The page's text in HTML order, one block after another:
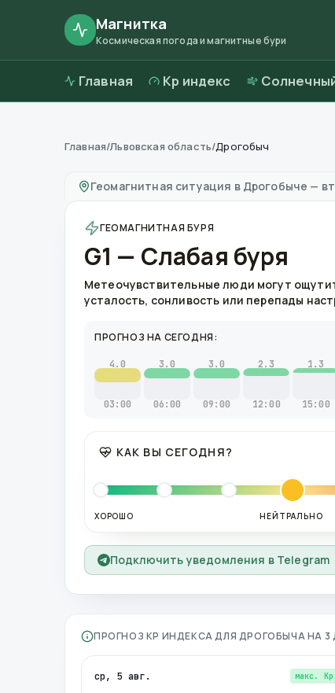
Магнитка
Космическая погода и магнитные бури
Главная Kp индекс
Магнитные бури вДрогобыче—
Главная/Львовская область/Дрогобыч
Геомагнитная ситуация в Дрогобыче —
ГЕОМАГНИТНАЯ БУРЯ
G1 — Слабая буря
Метеочувствительные люди могут
усталость, сонливость или перепады
ПРОГНОЗ НА СЕГОДНЯ:
4.0
03:00
3.0
06:00
3.0
09:00
2.3
12:00
1.3
15:00
КАК ВЫ СЕГОДНЯ?
ХОРОШО НЕЙТРАЛЬНО
Подключить уведомления в Telegram
ПРОГНОЗ KP ИНДЕКСА ДЛЯ ДРОГОБЫЧАНА 3
ср, 5 авг. макс. Kp